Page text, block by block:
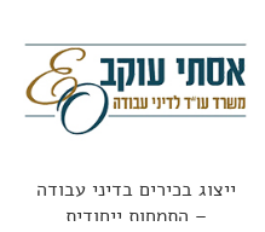
ייצוג בכירים בדיני עבודה
– התמחות ייחודית